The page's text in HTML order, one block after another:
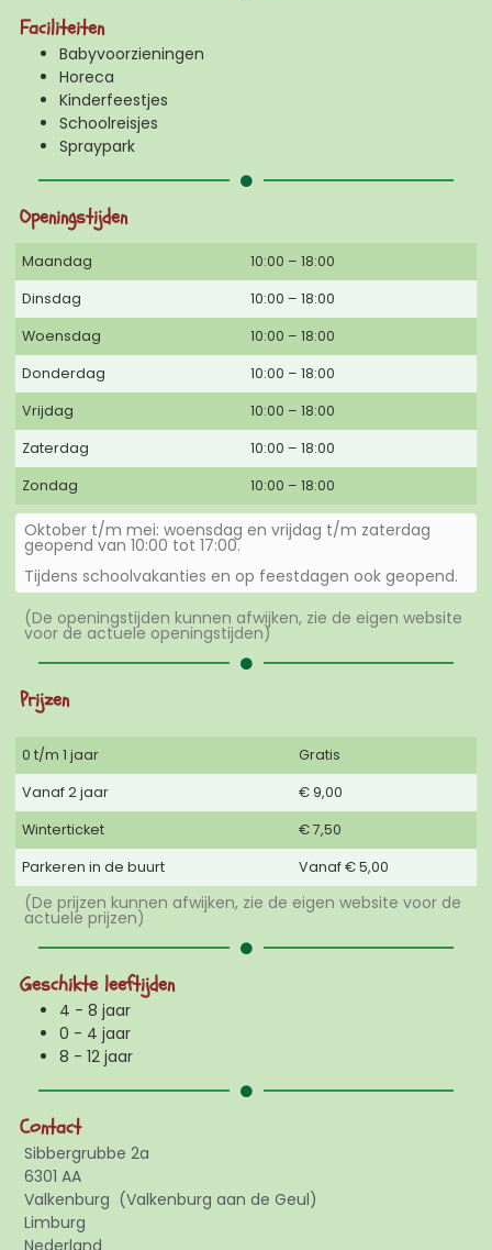
Faciliteiten
Babyvoorzieningen
Horeca
Kinderfeestjes
Schoolreisjes
Spraypark
Openingstijden
Maandag
10:00 – 18:00
Dinsdag
10:00 – 18:00
Woensdag
10:00 – 18:00
Donderdag
10:00 – 18:00
Vrijdag
10:00 – 18:00
Zaterdag
10:00 – 18:00
Zondag
10:00 – 18:00
Oktober t/m mei: woensdag en vrijdag t/m zaterdag
geopend van 10:00 tot 17:00.
Tijdens schoolvakanties en op feestdagen ook geopend.
(De openingstijden kunnen afwijken, zie de eigen website
voor de actuele openingstijden)
Prijzen
0 t/m 1 jaar
Gratis
Vanaf 2 jaar
€ 9,00
Winterticket
€ 7,50
Parkeren in de buurt
Vanaf € 5,00
(De prijzen kunnen afwijken, zie de eigen website voor de
actuele prijzen)
Geschikte leeftijden
4 - 8 jaar
0 - 4 jaar
8 - 12 jaar
Contact
Sibbergrubbe 2a
6301 AA
Valkenburg (Valkenburg aan de Geul)
Limburg
Nederland